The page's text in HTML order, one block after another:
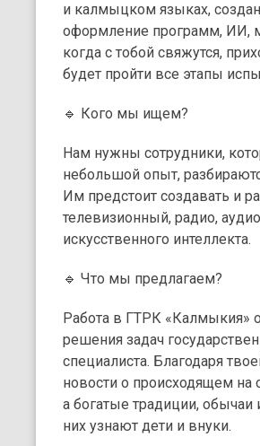
и калмыцком языках,
оформление программ, ИИ,
когда с тобой свяжутся,
будет пройти все этапы
🔹 Кого мы ищем?
Нам нужны сотрудники,
небольшой опыт,
Им предстоит создавать и
телевизионный, радио,
искусственного интеллекта.
🔹 Что мы предлагаем?
Работа в ГТРК «Калмыкия»
решения задач
специалиста. Благодаря
новости о происходящем на
а богатые традиции, обычаи
них узнают дети и внуки.